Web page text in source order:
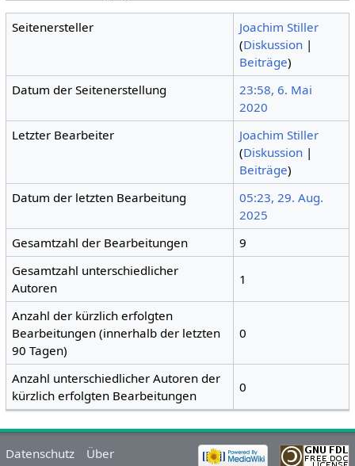
Seitenersteller
Joachim Stiller
(Diskussion |
Beiträge)
Datum der Seitenerstellung
23:58, 6. Mai
2020
Letzter Bearbeiter
Joachim Stiller
(Diskussion |
Beiträge)
Datum der letzten Bearbeitung
05:23, 29. Aug.
2025
Gesamtzahl der Bearbeitungen
9
Gesamtzahl unterschiedlicher
Autoren
1
Anzahl der kürzlich erfolgten
Bearbeitungen (innerhalb der letzten
90 Tagen)
0
Anzahl unterschiedlicher Autoren der
kürzlich erfolgten Bearbeitungen
0
Datenschutz Über